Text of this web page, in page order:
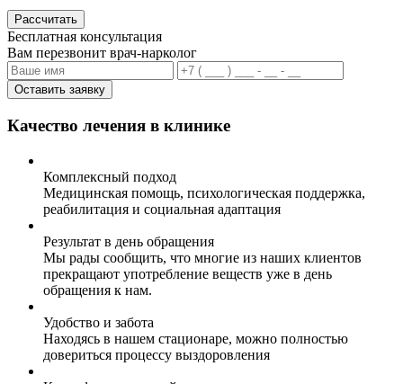
Рассчитать
Бесплатная консультация
Вам перезвонит врач-нарколог
Оставить заявку
Качество лечения в клинике
Комплексный подход
Медицинская помощь, психологическая поддержка,
реабилитация и социальная адаптация
Результат в день обращения
Мы рады сообщить, что многие из наших клиентов
прекращают употребление веществ уже в день
обращения к нам.
Удобство и забота
Находясь в нашем стационаре, можно полностью
довериться процессу выздоровления